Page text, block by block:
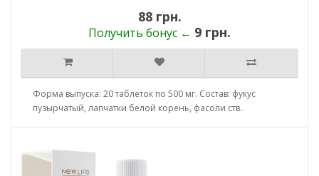
88 грн.
Получить бонус ← 9 грн.
Форма выпуска: 20 таблеток по 500 мг. Состав: фукус
пузырчатый, лапчатки белой корень, фасоли ств..